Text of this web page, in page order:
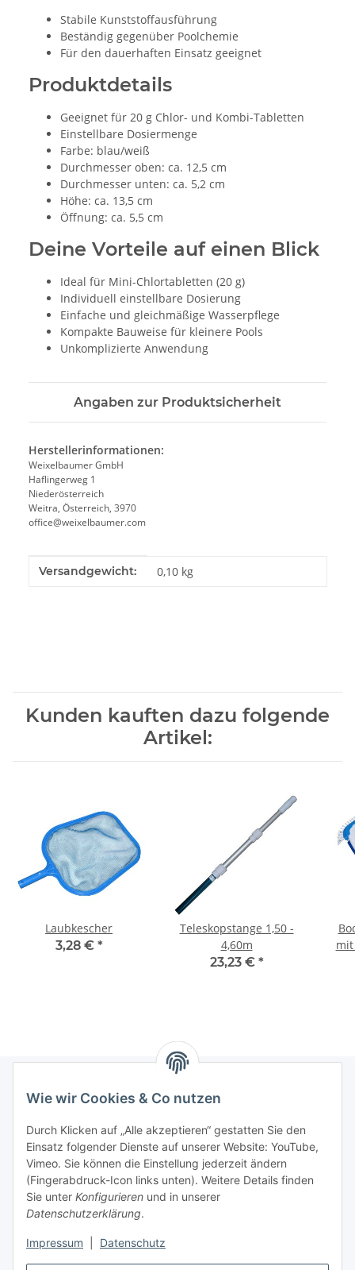
Wie wir Cookies & Co nutzen
Durch Klicken auf „Alle akzeptieren“ gestatten Sie den
Einsatz folgender Dienste auf unserer Website: YouTube,
Vimeo. Sie können die Einstellung jederzeit ändern
(Fingerabdruck-Icon links unten). Weitere Details finden
Sie unter Konfigurieren und in unserer
Datenschutzerklärung.
Impressum Datenschutz
Stabile Kunststoffausführung
Beständig gegenüber Poolchemie
Für den dauerhaften Einsatz geeignet
Produktdetails
Geeignet für 20 g Chlor- und Kombi-Tabletten
Einstellbare Dosiermenge
Farbe: blau/weiß
Durchmesser oben: ca. 12,5 cm
Durchmesser unten: ca. 5,2 cm
Höhe: ca. 13,5 cm
Öffnung: ca. 5,5 cm
Deine Vorteile auf einen Blick
Ideal für Mini-Chlortabletten (20 g)
Individuell einstellbare Dosierung
Einfache und gleichmäßige Wasserpflege
Kompakte Bauweise für kleinere Pools
Unkomplizierte Anwendung
Angaben zur Produktsicherheit
Herstellerinformationen:
Weixelbaumer GmbH
Haflingerweg 1
Niederösterreich
Weitra, Österreich, 3970
office@weixelbaumer.com
Produkteigenschaft
Wert
Versandgewicht: 0,10 kg
Kunden kauften dazu folgende
Artikel:
Laubkescher
3,28 € *
Teleskopstange 1,50 -
4,60m
23,23 € *
Gesetzliche Informationen
Starke Marken